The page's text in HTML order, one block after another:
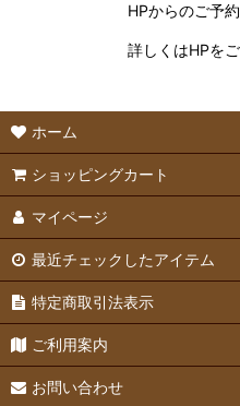
HPからのご予
詳しくはHPをご
ホーム
ショッピングカート
マイページ
最近チェックしたアイテム
特定商取引法表示
ご利用案内
お問い合わせ